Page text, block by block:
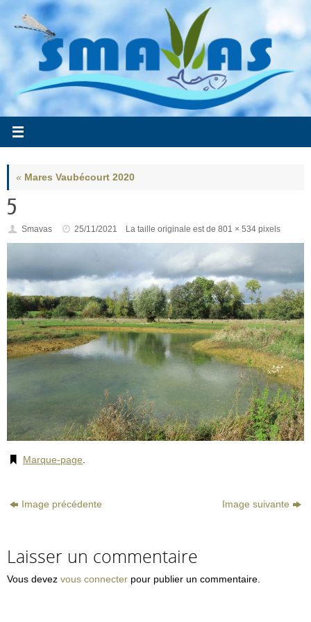
contenu
« Mares Vaubécourt 2020
5
Smavas 25/11/2021 La taille originale est de801 × 534 pixels
Marque-page
Image précédente Image suivante
Laisser un commentaire
Vous devez vous connecter pour publier un commentaire.